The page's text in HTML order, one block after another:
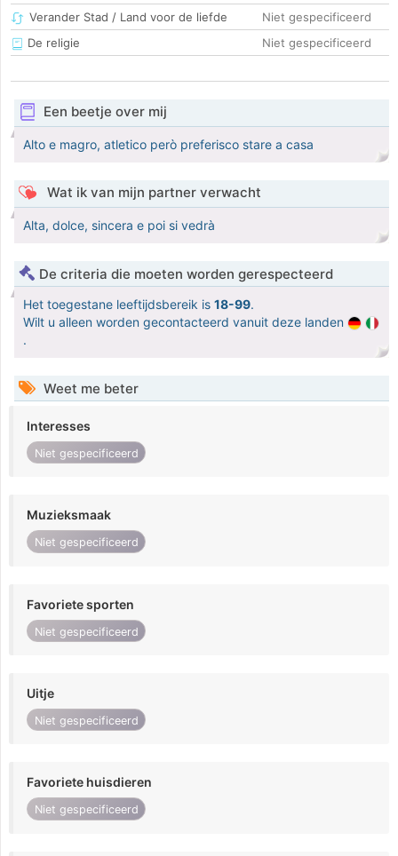
Verander Stad / Land voor de liefde
Niet gespecificeerd
De religie
Niet gespecificeerd
Een beetje over mij
Alto e magro, atletico però preferisco stare a casa
Wat ik van mijn partner verwacht
Alta, dolce, sincera e poi si vedrà
De criteria die moeten worden gerespecteerd
Het toegestane leeftijdsbereik is 18-99.
Wilt u alleen worden gecontacteerd vanuit deze landen
.
Weet me beter
Interesses
Niet gespecificeerd
Muzieksmaak
Niet gespecificeerd
Favoriete sporten
Niet gespecificeerd
Uitje
Niet gespecificeerd
Favoriete huisdieren
Niet gespecificeerd